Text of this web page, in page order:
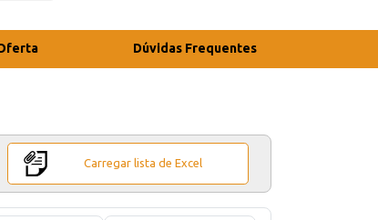
Dúvidas Frequentes
Carregar lista de Excel